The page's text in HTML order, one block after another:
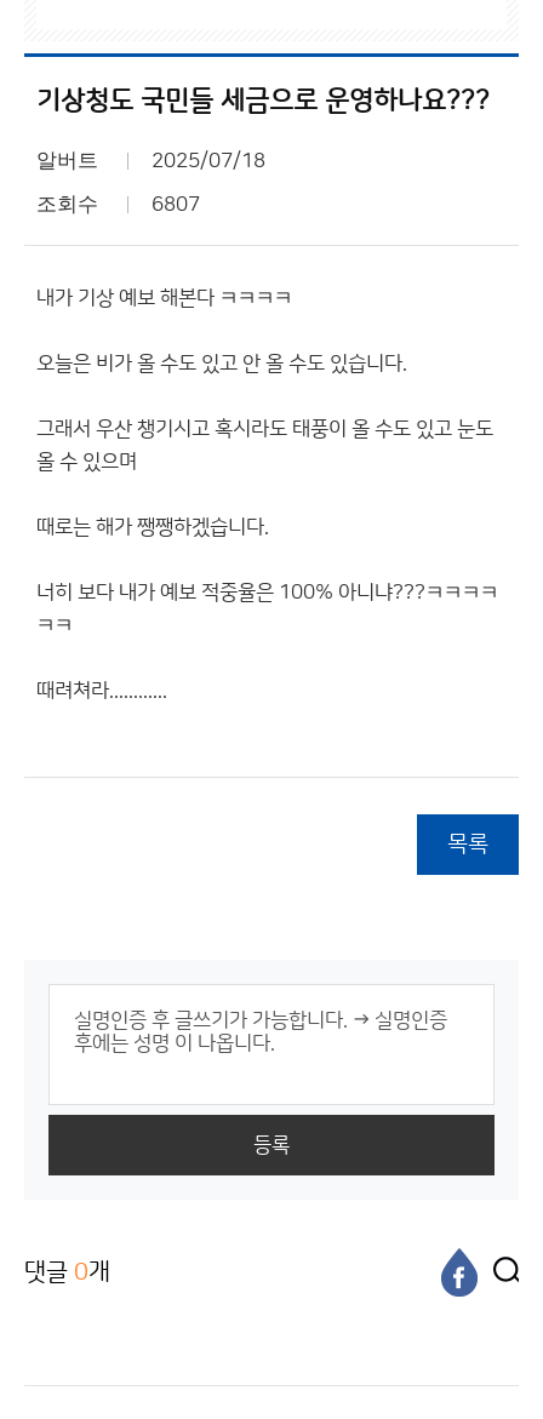
기상청도 국민들 세금으로 운영하나요???
알버트 2025/07/18
조회수 6807
내가 기상 예보 해본다 ㅋㅋㅋㅋ
오늘은 비가 올 수도 있고 안 올 수도 있습니다.
그래서 우산 챙기시고 혹시라도 태풍이 올 수도 있고 눈도
올 수 있으며
때로는 해가 쨍쨍하겠습니다.
너히 보다 내가 예보 적중율은 100% 아니냐???ㅋㅋㅋㅋ
ㅋㅋ
때려쳐라............
목록
등록
댓글 0개